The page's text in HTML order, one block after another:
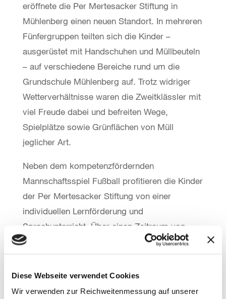
Diese Webseite verwendet Cookies
Wir verwenden zur Reichweitenmessung auf unserer
eröffnete die Per Mertesacker Stiftung in
Mühlenberg einen neuen Standort. In mehreren
Fünfergruppen teilten sich die Kinder –
ausgerüstet mit Handschuhen und Müllbeuteln
– auf verschiedene Bereiche rund um die
Grundschule Mühlenberg auf. Trotz widriger
Wetterverhältnisse waren die Zweitklässler mit
viel Freude dabei und befreiten Wege,
Spielplätze sowie Grünflächen von Müll
jeglicher Art.
Neben dem kompetenzfördernden
Mannschaftsspiel Fußball profitieren die Kinder
der Per Mertesacker Stiftung von einer
individuellen Lernförderung und
Sprachunterricht. Über einen Zeitraum von
zehn Jahren, also von der ersten bis zur
durch ein pädagogisches Team betreut. Über
Sammelaktionen wie dieser sowie einer